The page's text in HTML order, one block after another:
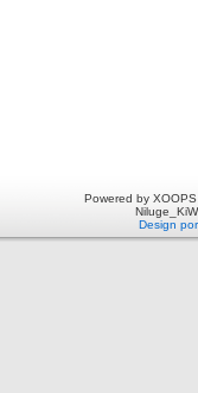
Powered by
Design